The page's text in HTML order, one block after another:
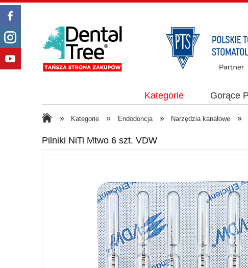
Kategorie Gorące
» Kategorie » Endodoncja » Narzędzia kanałowe »
Pilniki NiTi Mtwo 6 szt. VDW